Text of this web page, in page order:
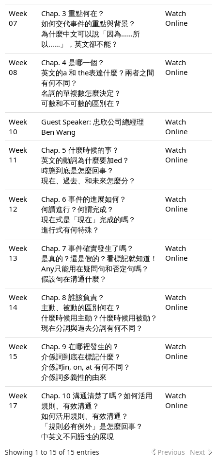
Week
07
Chap. 3 重點何在？
如何交代事件的重點與背景？
為什麼中文可以說「因為……所
以……」，英文卻不能？
Watch
Online
Week
08
Chap. 4 是哪一個？
英文的a 和 the表達什麼？兩者之間
有何不同？
名詞的單複數怎麼決定？
可數和不可數的區別在？
Watch
Online
Week
10
Guest Speaker: 忠欣公司總經理
Ben Wang
Watch
Online
Week
11
Chap. 5 什麼時候的事？
英文的動詞為什麼要加ed？
時態到底是怎麼回事？
現在、過去、和未來怎麼分？
Watch
Online
Week
12
Chap. 6 事件的進展如何？
何謂進行？何謂完成？
現在式是「現在」完成的嗎？
進行式有何特殊？
Watch
Online
Week
13
Chap. 7 事件確實發生了嗎？
是真的？還是假的？看標記就知道！
Any只能用在疑問句和否定句嗎？
假設句在溝通什麼？
Watch
Online
Week
14
Chap. 8 誰該負責？
主動、被動的區別何在？
什麼時候用主動？什麼時候用被動？
現在分詞與過去分詞有何不同？
Watch
Online
Week
15
Chap. 9 在哪裡發生的？
介係詞到底在標記什麼？
介係詞in, on, at 有何不同？
介係詞多義性的由來
Watch
Online
Week
17
Chap. 10 溝通清楚了嗎？如何活用
規則、有效溝通？
如何活用規則、有效溝通？
「規則必有例外」是怎麼回事？
中英文不同語性的展現
Watch
Online
Showing 1 to 15 of 15 entries Previous Next